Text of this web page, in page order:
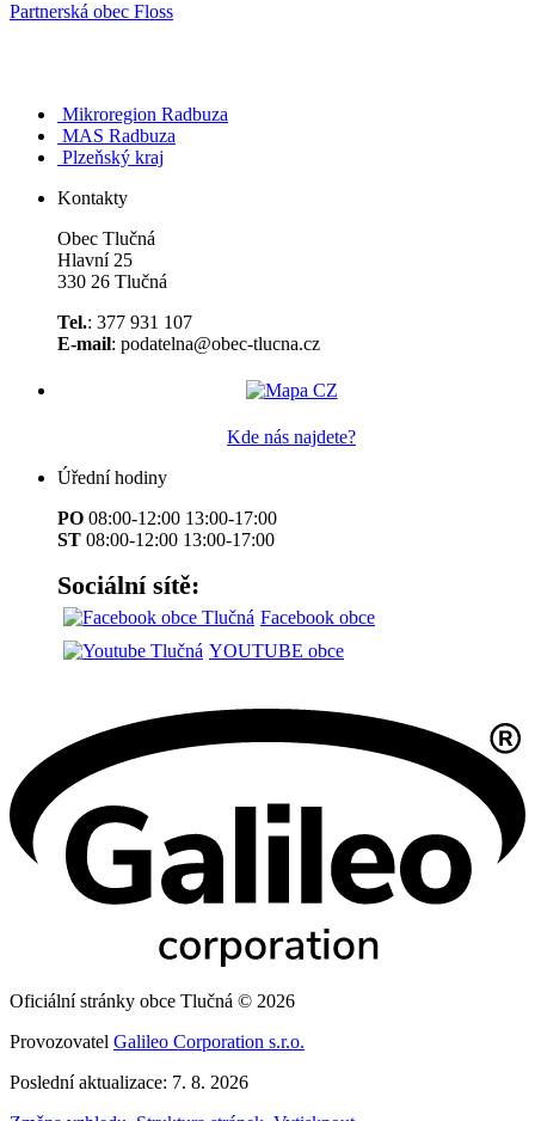
Partnerská obec Floss
Mikroregion Radbuza
MAS Radbuza
Plzeňský kraj
Kontakty
Obec Tlučná
Hlavní 25
330 26 Tlučná
Tel.: 377 931 107
E-mail: podatelna@obec-tlucna.cz
Kde nás najdete?
Úřední hodiny
PO 08:00-12:00 13:00-17:00
ST 08:00-12:00 13:00-17:00
Sociální sítě:
Facebook obce
YOUTUBE obce
Oficiální stránky obce Tlučná © 2026
Provozovatel Galileo Corporation s.r.o.
Poslední aktualizace: 7. 8. 2026